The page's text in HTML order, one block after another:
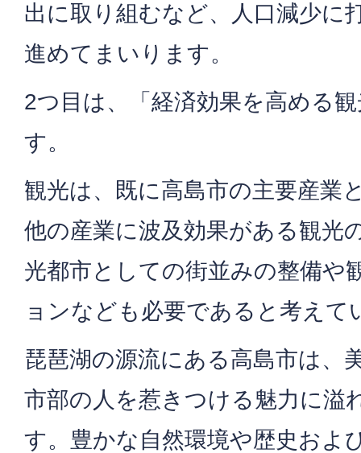
出に取り組むなど、人口減少に
進めてまいります。
2つ目は、「経済効果を高める
す。
観光は、既に高島市の主要産業
他の産業に波及効果がある観光
光都市としての街並みの整備や
ョンなども必要であると考えて
琵琶湖の源流にある高島市は、
市部の人を惹きつける魅力に溢
す。豊かな自然環境や歴史およ